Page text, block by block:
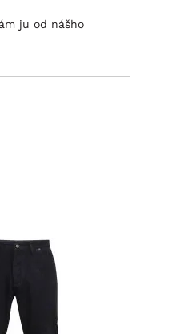
ju od nášho